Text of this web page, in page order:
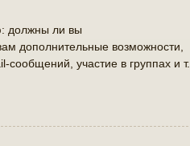
должны ли вы
дополнительные возможности,
участие в группах и т.